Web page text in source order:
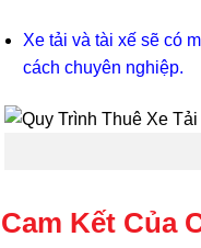
Xe tải và tài xế sẽ có
cách chuyên nghiệp.
Cam Kết Của